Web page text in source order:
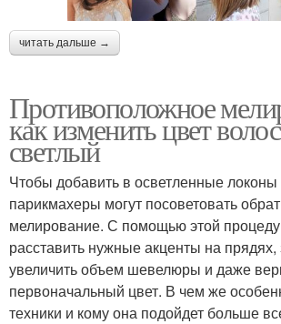
читать дальше →
Противоположное
как изменить цвет
светлый
Чтобы добавить в осветленные
парикмахеры могут посоветовать
мелирование. С помощью этой
расставить нужные акценты на прядях,
увеличить объем шевелюры и даже
первоначальный цвет. В чем же
техники и кому она подойдет больше